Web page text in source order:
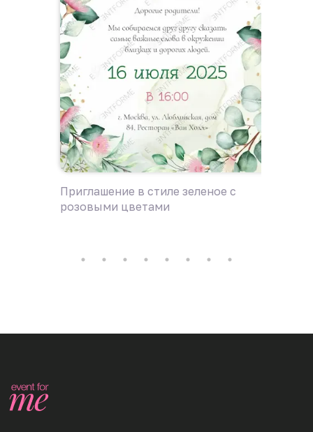
Приглашение в стиле зеленое с
розовыми цветами